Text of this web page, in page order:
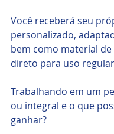
Você receberá seu
personalizado,
bem como material
direto para uso
Trabalhando em um
ou integral e o que
ganhar?